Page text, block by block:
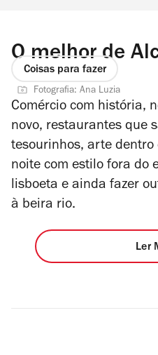
O melhor de
Coisas para fazer
Fotografia: Ana Luzia
Comércio com história,
novo, restaurantes que
tesourinhos, arte
noite com estilo fora do
lisboeta e ainda fazer
à beira rio.
Ler